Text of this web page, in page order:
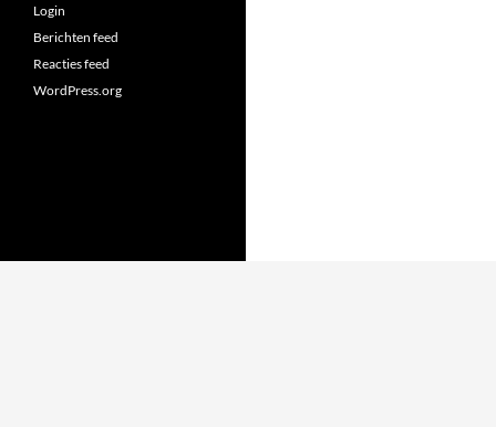
Login
Berichten feed
Reacties feed
WordPress.org